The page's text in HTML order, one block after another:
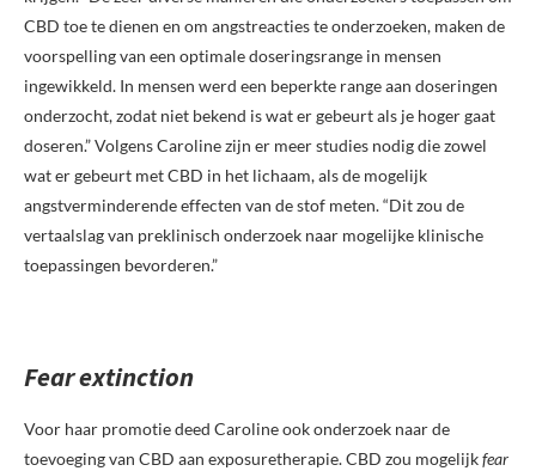
CBD toe te dienen en om angstreacties te onderzoeken, maken de
voorspelling van een optimale doseringsrange in mensen
ingewikkeld. In mensen werd een beperkte range aan doseringen
onderzocht, zodat niet bekend is wat er gebeurt als je hoger gaat
doseren.” Volgens Caroline zijn er meer studies nodig die zowel
wat er gebeurt met CBD in het lichaam, als de mogelijk
angstverminderende effecten van de stof meten. “Dit zou de
vertaalslag van preklinisch onderzoek naar mogelijke klinische
toepassingen bevorderen.”
Fear extinction
Voor haar promotie deed Caroline ook onderzoek naar de
toevoeging van CBD aan exposuretherapie. CBD zou mogelijkfear